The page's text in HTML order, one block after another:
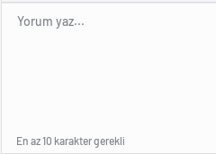
En az 10 karakter gerekli